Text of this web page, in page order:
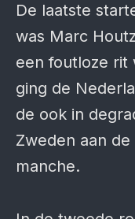
De laatste
was Marc
een foutloze rit
ging de
de ook in
Zweden aan
manche.